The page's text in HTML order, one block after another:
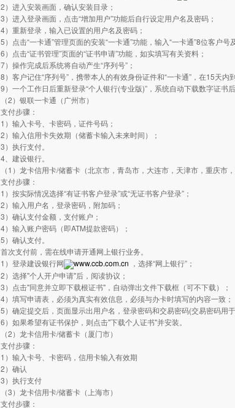
2）进入安装画面，确认安装目录；
3）进入登录画面，点击“增加用户”功能后自行设定用户名及密码；
4）重新登录，输入已设置的用户名及密码；
5）点击“一卡通”管理页面的安装“一卡通”功能，输入“一卡通”8位客户号
6）点击“证书管理”页面的“证书申请”功能，如实填写有关资料；
7）操作完成后系统将自动产生“序列号”；
8）客户记住“序列号”，携带本人的有效身份证件和“一卡通”，在15天
9）一个工作日后重新登录“个人银行(专业版)”，系统自动下载数字证书
（2）银联一卡通（广州市）
支付步骤：
1）输入卡号、卡密码，证件号码；
2）输入信用卡失效期（储蓄卡输入未来时间）；
3）执行支付。
4、建设银行。
（1）龙卡信用卡/储蓄卡（北京市，青岛市，大连市，天津市，重庆市
支付步骤：
1）按实际情况选择“有证书客户登录”或“无证书客户登录”；
2）输入用户名，登录密码，附加码；
3）确认支付金额，支付账户；
4）输入账户密码（即ATM提款密码）；
5）确认支付。
首次支付前，需在线申请开通网上银行业务。
1）登录建设银行网
www.ccb.com.cn ，选择“网上银行”；
2）选择"个人开户申请"后，阅读协议；
3）点击"同意并立即下载根证书"，自动弹出文件下载框（可不下载）；
4）填写申请表，必须为真实有效信息，必须与办卡时填写的内容一致；
5）确定提交后，页面显示出用户名，登录密码和交易密码(交易密码用
6）如果希望有证书保护，则点击"下载个人证书"并安装。
（2）龙卡信用卡/储蓄卡（厦门市）
支付步骤：
1）输入卡号、卡密码，信用卡输入有效期
2）确认
3）执行支付
（3）龙卡信用卡/储蓄卡（上海市）
支付步骤：